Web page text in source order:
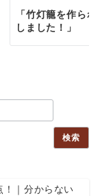
「竹灯籠を作ら
しました！」
検索
！｜分からない